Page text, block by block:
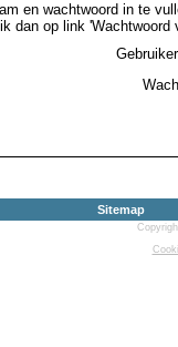
en wachtwoord in te
dan op link 'Wachtwoord
Sitemap